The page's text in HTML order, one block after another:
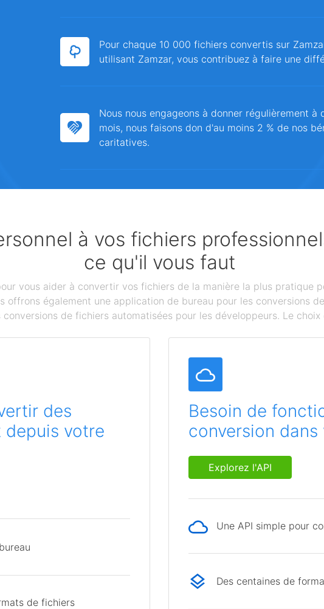
Pour chaque 10 000 fichiers convertis sur
utilisant Zamzar, vous contribuez à faire une
Nous nous engageons à donner régulièrement
mois, nous faisons don d'au moins 2 % de nos
caritatives.
à vos fichiers
ce qu'il vous faut
vous aider à convertir vos fichiers de la manière la plus pratique
offrons également une application de bureau pour les conversions
conversions de fichiers automatisées pour les développeurs. Le
des
votre
de fichiers
Besoin de
conversion
Explorez l'API
Une API simple pour
Des centaines de